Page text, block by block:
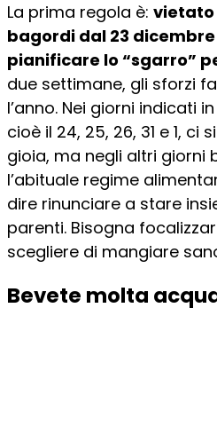
La prima regola è: vietato
bagordi dal 23
pianificare lo “sgarro”
due settimane, gli sforzi
l’anno. Nei giorni indicati
cioè il 24, 25, 26, 31 e 1, ci
gioia, ma negli altri giorni
l’abituale regime
dire rinunciare a stare
parenti. Bisogna
scegliere di mangiare
Bevete molta